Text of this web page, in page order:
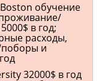
обучение
в год;
расходы,
поборы и
32000$ в год